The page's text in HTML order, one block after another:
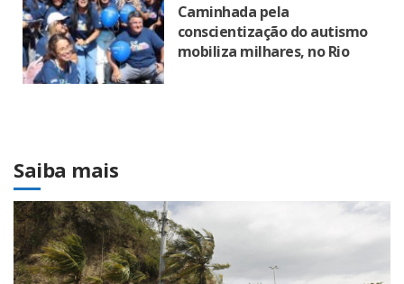
Caminhada pela
conscientização do autismo
mobiliza milhares, no Rio
Saiba mais